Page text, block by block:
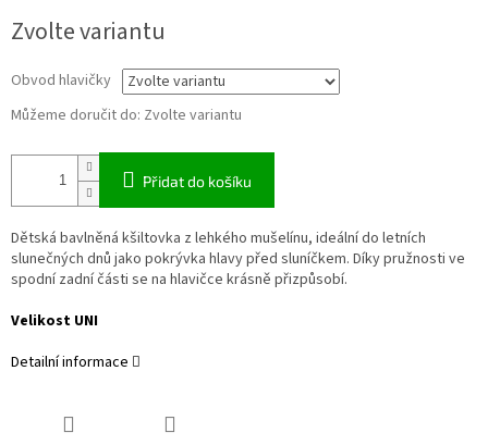
cena:
Zvolte variantu
Obvod hlavičky
Můžeme doručit do: Zvolte variantu
Přidat do košíku
Dětská bavlněná kšiltovka z lehkého mušelínu, ideální do letních
slunečných dnů jako pokrývka hlavy před sluníčkem. Díky pružnosti ve
spodní zadní části se na hlavičce krásně přizpůsobí.
Velikost UNI
Detailní informace